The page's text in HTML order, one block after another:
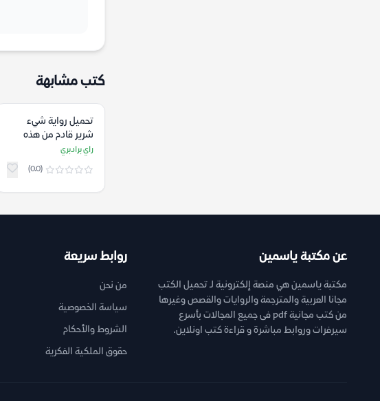
كتب مشابهة
تحميل رواية شيء
شرير قادم من هذه
الناحية – راي برادبري
راي برادبري
(0.0)
عن مكتبة ياسمين
مكتبة ياسمين هي منصة إلكترونية لـ تحميل الكتب
مجانا العربية والمترجمة والروايات والقصص وغيرها
من كتب مجانية pdf فى جميع المجالات بأسرع
سيرفرات وروابط مباشرة و قراءة كتب اونلاين.
روابط سريعة
من نحن
سياسة الخصوصية
الشروط والأحكام
حقوق الملكية الفكرية